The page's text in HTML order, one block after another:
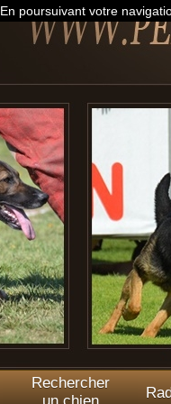
Rechercher
En poursuivant votre